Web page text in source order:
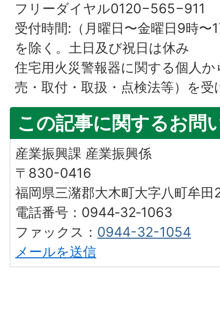
フリーダイヤル0120−565−911
受付時間:（月曜日〜金曜日9時
を除く。土日及び祝日は休み
住宅用火災警報器に関する個人
売・取付・取扱・点検法等）を
この記事に関するお問
産業振興課 産業振興係
〒830-0416
福岡県三潴郡大木町大字八町牟
電話番号：0944‐32‐1063
ファックス： 0944-32-1054
メールを送信